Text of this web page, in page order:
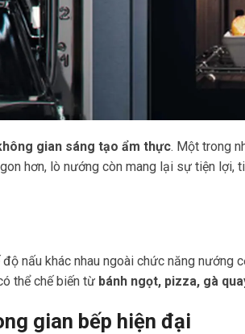
gian sáng tạo ẩm thực. Một trong
hơn, lò nướng còn mang lại sự tiện lợi,
nấu khác nhau ngoài chức năng nướng
thể chế biến từ bánh ngọt, pizza, gà
gian bếp hiện đại